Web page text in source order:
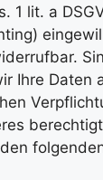
1 lit. a
Ihre Daten